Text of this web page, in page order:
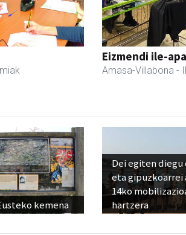
Eizmendi ile-
Amasa-Villabona -
kemena
Dei egiten
eta gipuzkoarrei
14ko
hartzera